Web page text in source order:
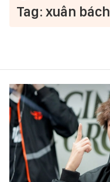
Tag: xuân bách